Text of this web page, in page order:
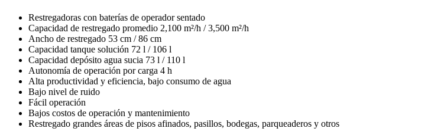
Restregadoras con baterías de operador sentado
Capacidad de restregado promedio 2,100 m²/h / 3,500 m²/h
Ancho de restregado 53 cm / 86 cm
Capacidad tanque solución 72 l / 106 l
Capacidad depósito agua sucia 73 l / 110 l
Autonomía de operación por carga 4 h
Alta productividad y eficiencia, bajo consumo de agua
Bajo nivel de ruido
Fácil operación
Bajos costos de operación y mantenimiento
Restregado grandes áreas de pisos afinados, pasillos, bodegas, parqueaderos y otros